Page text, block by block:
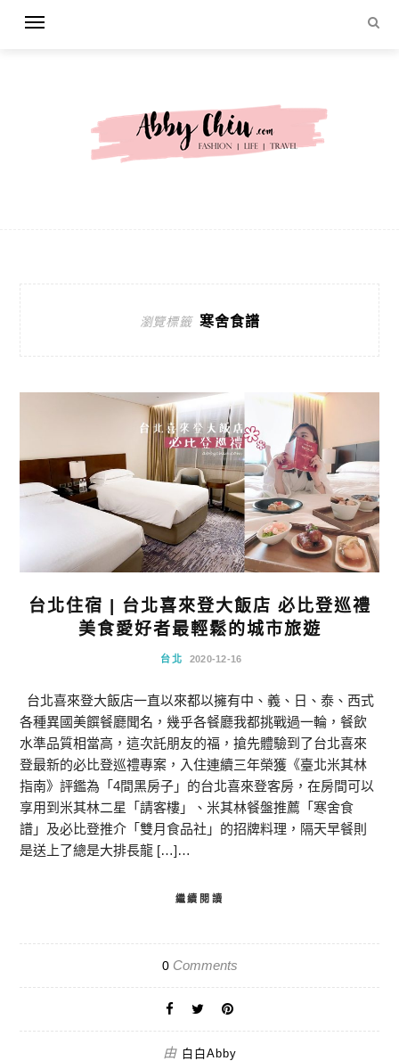
瀏覽標籤 寒舍食譜
台北住宿 | 台北喜來登大飯店 必比登巡禮
美食愛好者最輕鬆的城市旅遊
台北 2020-12-16
台北喜來登大飯店一直以來都以擁有中、義、日、泰、西式
各種異國美饌餐廳聞名，幾乎各餐廳我都挑戰過一輪，餐飲
水準品質相當高，這次託朋友的福，搶先體驗到了台北喜來
登最新的必比登巡禮專案，入住連續三年榮獲《臺北米其林
指南》評鑑為「4間黑房子」的台北喜來登客房，在房間可以
享用到米其林二星「請客樓」、米其林餐盤推薦「寒舍食
譜」及必比登推介「雙月食品社」的招牌料理，隔天早餐則
是送上了總是大排長龍 […]…
繼續閱讀
0Comments
由 白白Abby